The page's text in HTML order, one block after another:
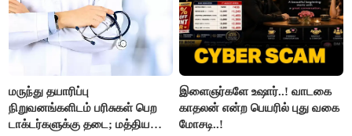
மருந்து தயாரிப்பு
நிறுவனங்களிடம் பரிசுகள் பெற
டாக்டர்களுக்கு தடை; மத்திய
இளைஞர்களே உஷார்..! வாடகை
காதலன் என்ற பெயரில் புது வகை
மோசடி..!